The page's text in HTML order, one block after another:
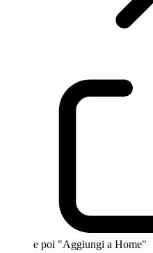
e poi "Aggiungi a Home"